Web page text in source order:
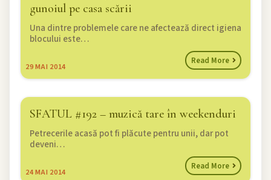
gunoiul pe casa scării
29MAI 2014
Una dintre problemele care ne afectează direct igiena
blocului este…
Read More
SFATUL #192 – muzică tare în weekenduri
24MAI 2014
Petrecerile acasă pot fi plăcute pentru unii, dar pot
deveni…
Read More